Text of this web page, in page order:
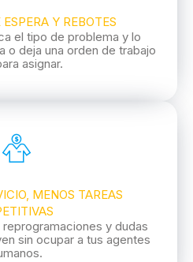
Y REBOTES
el tipo de problema y lo
o deja una orden de trabajo
asignar.
MENOS TAREAS
y dudas
sin ocupar a tus agentes